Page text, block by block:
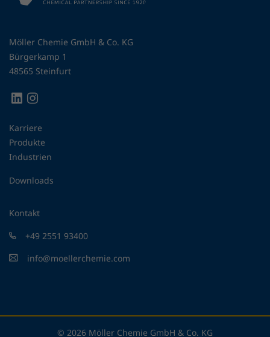
Möller Chemie GmbH & Co. KG
Bürgerkamp 1
48565 Steinfurt
Karriere
Produkte
Industrien
Downloads
Kontakt
+49 2551 93400
info@moellerchemie.com
© 2026 Möller Chemie GmbH & Co. KG